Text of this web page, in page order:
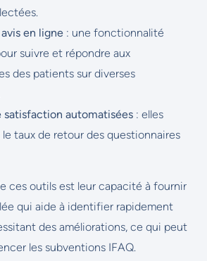
en ligne: une fonctionnalité
suivre et répondre aux
des patients sur diverses
satisfaction automatisées: elles
taux de retour des questionnaires
ces outils est leur capacité à fournir
qui aide à identifier rapidement
des améliorations, ce qui peut
les subventions IFAQ.